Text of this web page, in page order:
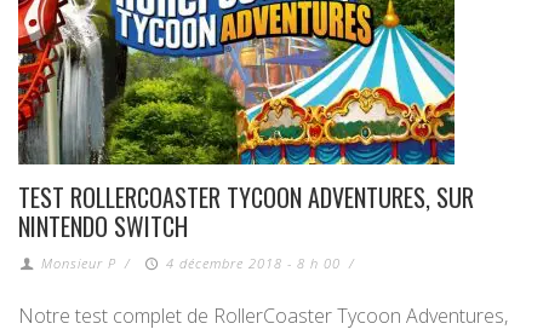
TEST ROLLERCOASTER TYCOON ADVENTURES, SUR
NINTENDO SWITCH
Monsieur P / 4 décembre 2018 - 8 h 00 /
Notre test complet de RollerCoaster Tycoon Adventures,